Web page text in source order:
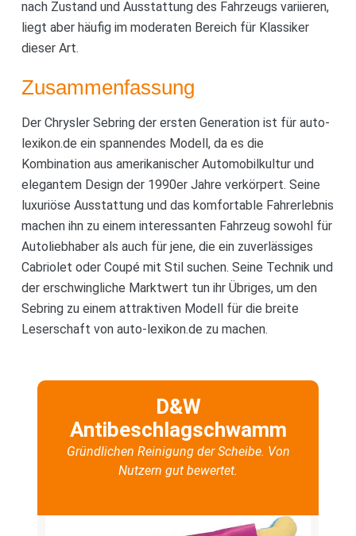
nach Zustand und Ausstattung des Fahrzeugs variieren,
liegt aber häufig im moderaten Bereich für Klassiker
dieser Art.
Zusammenfassung
Der Chrysler Sebring der ersten Generation ist für auto-
lexikon.de ein spannendes Modell, da es die
Kombination aus amerikanischer Automobilkultur und
elegantem Design der 1990er Jahre verkörpert. Seine
luxuriöse Ausstattung und das komfortable Fahrerlebnis
machen ihn zu einem interessanten Fahrzeug sowohl für
Autoliebhaber als auch für jene, die ein zuverlässiges
Cabriolet oder Coupé mit Stil suchen. Seine Technik und
der erschwingliche Marktwert tun ihr Übriges, um den
Sebring zu einem attraktiven Modell für die breite
Leserschaft von auto-lexikon.de zu machen.
D&W
Antibeschlagschwamm
Gründlichen Reinigung der Scheibe. Von
Nutzern gut bewertet.